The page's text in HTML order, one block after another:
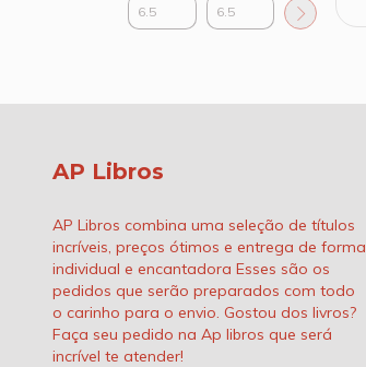
AP Libros
AP Libros combina uma seleção de títulos
incríveis, preços ótimos e entrega de forma
individual e encantadora Esses são os
pedidos que serão preparados com todo
o carinho para o envio. Gostou dos livros?
Faça seu pedido na Ap libros que será
incrível te atender!